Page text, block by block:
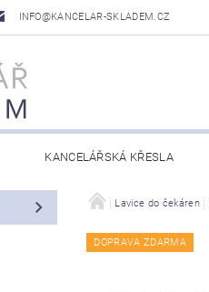
INFO@KANCELAR-SKLADEM.CZ
KANCELÁŘSKÁ KŘESLA
VÝŠKOVĚ NASTAVITELNÉ STOLY
Lavice do čekáren
DOPRAVA ZDARMA